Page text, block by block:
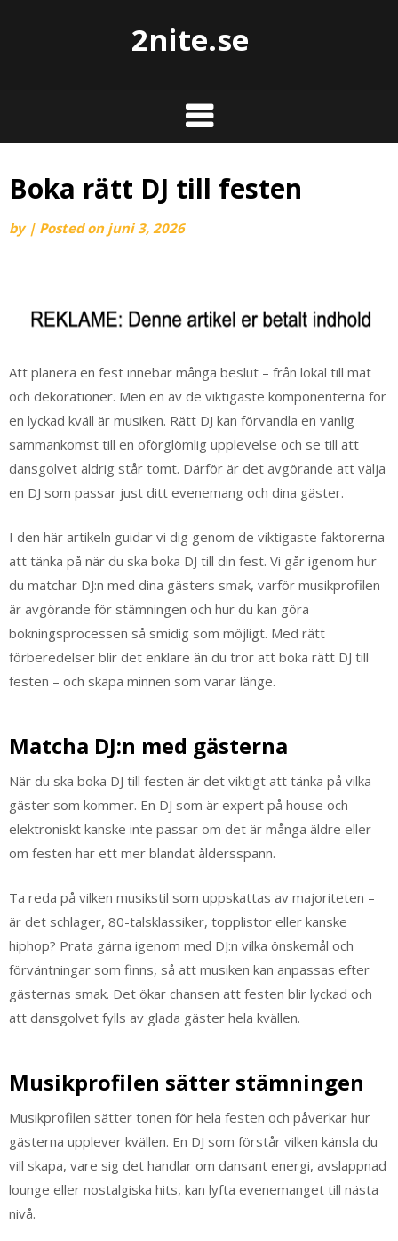
2nite.se
Boka rätt DJ till festen
by | Posted on juni 3, 2026
Att planera en fest innebär många beslut – från lokal till mat
och dekorationer. Men en av de viktigaste komponenterna för
en lyckad kväll är musiken. Rätt DJ kan förvandla en vanlig
sammankomst till en oförglömlig upplevelse och se till att
dansgolvet aldrig står tomt. Därför är det avgörande att välja
en DJ som passar just ditt evenemang och dina gäster.
I den här artikeln guidar vi dig genom de viktigaste faktorerna
att tänka på när du ska boka DJ till din fest. Vi går igenom hur
du matchar DJ:n med dina gästers smak, varför musikprofilen
är avgörande för stämningen och hur du kan göra
bokningsprocessen så smidig som möjligt. Med rätt
förberedelser blir det enklare än du tror att boka rätt DJ till
festen – och skapa minnen som varar länge.
Matcha DJ:n med gästerna
När du ska boka DJ till festen är det viktigt att tänka på vilka
gäster som kommer. En DJ som är expert på house och
elektroniskt kanske inte passar om det är många äldre eller
om festen har ett mer blandat åldersspann.
Ta reda på vilken musikstil som uppskattas av majoriteten –
är det schlager, 80-talsklassiker, topplistor eller kanske
hiphop? Prata gärna igenom med DJ:n vilka önskemål och
förväntningar som finns, så att musiken kan anpassas efter
gästernas smak. Det ökar chansen att festen blir lyckad och
att dansgolvet fylls av glada gäster hela kvällen.
Musikprofilen sätter stämningen
Musikprofilen sätter tonen för hela festen och påverkar hur
gästerna upplever kvällen. En DJ som förstår vilken känsla du
vill skapa, vare sig det handlar om dansant energi, avslappnad
lounge eller nostalgiska hits, kan lyfta evenemanget till nästa
nivå.